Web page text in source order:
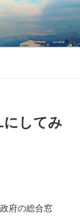
にしてみ
府の総合窓